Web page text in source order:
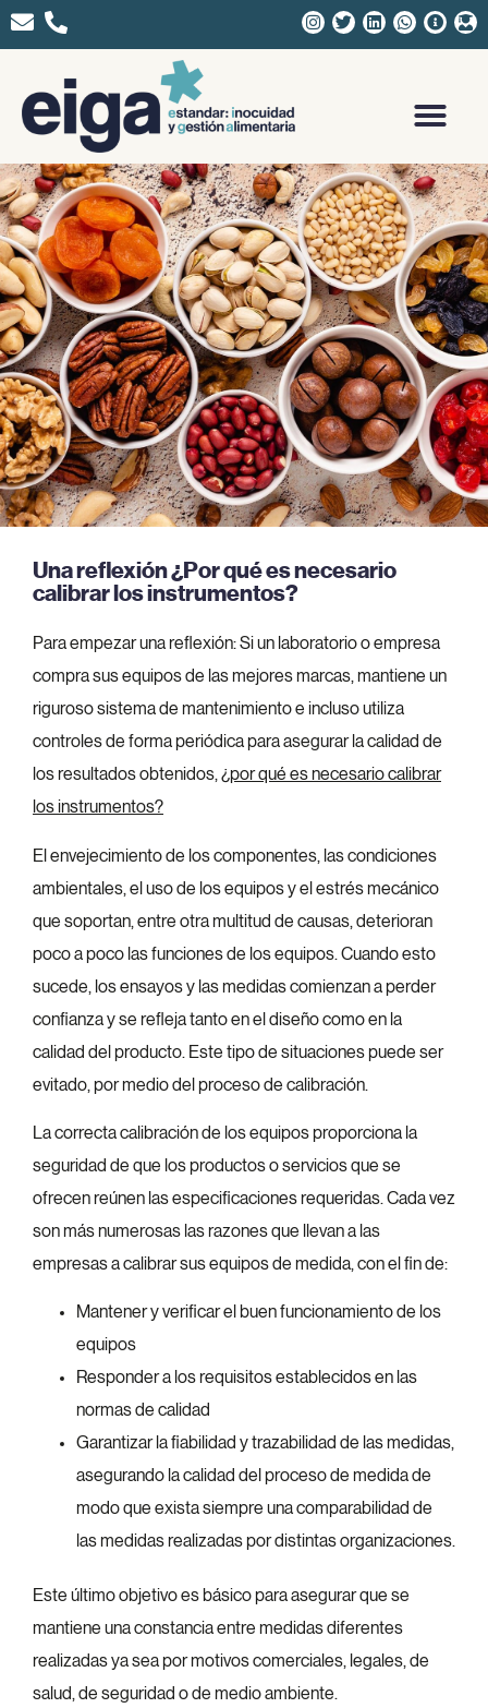
Una reflexión ¿Por qué es necesario
calibrar los instrumentos?
Para empezar una reflexión: Si un laboratorio o empresa
compra sus equipos de las mejores marcas, mantiene un
riguroso sistema de mantenimiento e incluso utiliza
controles de forma periódica para asegurar la calidad de
los resultados obtenidos, ¿por qué es necesario calibrar
los instrumentos?
El envejecimiento de los componentes, las condiciones
ambientales, el uso de los equipos y el estrés mecánico
que soportan, entre otra multitud de causas, deterioran
poco a poco las funciones de los equipos. Cuando esto
sucede, los ensayos y las medidas comienzan a perder
confianza y se refleja tanto en el diseño como en la
calidad del producto. Este tipo de situaciones puede ser
evitado, por medio del proceso de calibración.
La correcta calibración de los equipos proporciona la
seguridad de que los productos o servicios que se
ofrecen reúnen las especificaciones requeridas. Cada vez
son más numerosas las razones que llevan a las
empresas a calibrar sus equipos de medida, con el fin de:
Mantener y verificar el buen funcionamiento de los
equipos
Responder a los requisitos establecidos en las
normas de calidad
Garantizar la fiabilidad y trazabilidad de las medidas,
asegurando la calidad del proceso de medida de
modo que exista siempre una comparabilidad de
las medidas realizadas por distintas organizaciones.
Este último objetivo es básico para asegurar que se
mantiene una constancia entre medidas diferentes
realizadas ya sea por motivos comerciales, legales, de
salud, de seguridad o de medio ambiente.